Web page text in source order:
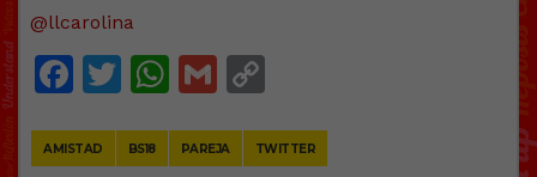
@llcarolina
Facebook
Twitter
WhatsApp
Gmail
AMISTAD BS18 PAREJA TWITTER